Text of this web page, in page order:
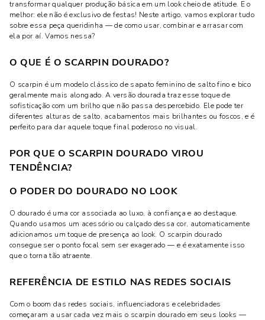
transformar qualquer produção básica em um look cheio de atitude. E o
melhor: ele não é exclusivo de festas! Neste artigo, vamos explorar tudo
sobre essa peça queridinha — de como usar, combinar e arrasar com
ela por aí. Vamos nessa?
O QUE É O SCARPIN DOURADO?
O scarpin é um modelo clássico de sapato feminino de salto fino e bico
geralmente mais alongado. A versão dourada traz esse toque de
sofisticação com um brilho que não passa despercebido. Ele pode ter
diferentes alturas de salto, acabamentos mais brilhantes ou foscos, e é
perfeito para dar aquele toque final poderoso no visual.
POR QUE O SCARPIN DOURADO VIROU
TENDÊNCIA?
O PODER DO DOURADO NO LOOK
O dourado é uma cor associada ao luxo, à confiança e ao destaque.
Quando usamos um acessório ou calçado dessa cor, automaticamente
adicionamos um toque de presença ao look. O scarpin dourado
consegue ser o ponto focal sem ser exagerado — e é exatamente isso
que o torna tão atraente.
REFERÊNCIA DE ESTILO NAS REDES SOCIAIS
Com o boom das redes sociais, influenciadoras e celebridades
começaram a usar cada vez mais o scarpin dourado em seus looks —